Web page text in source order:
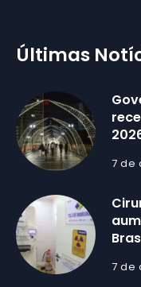
Últimas
7 de
7 de